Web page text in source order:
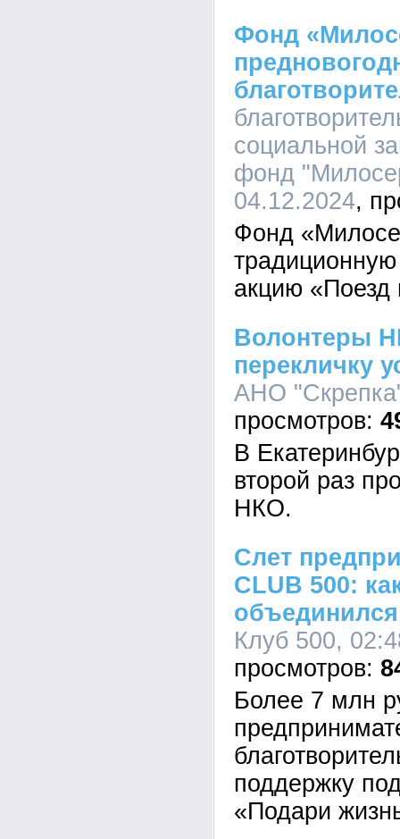
Фонд
социальной
фонд
04.12.2024
Фонд
традиционную
акцию
Волонтеры
перекличку
АНО
В
второй раз
НКО.
Слет
CLUB 500:
Клуб 500,
Более 7 млн
поддержку
«Подари